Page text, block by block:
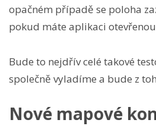
opačném případě se poloha
pokud máte aplikaci
Bude to nejdřív celé takové
společně vyladíme a bude z
Nové mapové